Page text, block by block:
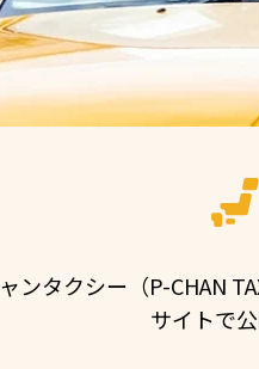
ンタクシー（P-CHAN
サイトで